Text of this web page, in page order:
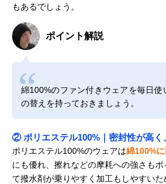
もあるでしょう。
ポイント解説
綿100%のファン付きウェアを毎日使
の替えを持っておきましょう。
② ポリエステル100%｜密封性が高く
ポリエステル100%のウェアは綿100%
にも優れ、擦れなどの摩耗への強さも
て撥水剤が乗りやすく加工もしやすい